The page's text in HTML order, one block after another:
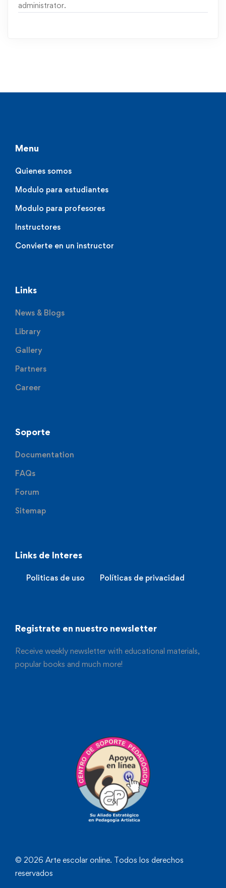
administrator.
Menu
Quienes somos
Modulo para estudiantes
Modulo para profesores
Instructores
Convierte en un instructor
Links
News & Blogs
Library
Gallery
Partners
Career
Soporte
Documentation
FAQs
Forum
Sitemap
Links de Interes
Politicas de uso Políticas de privacidad
Registrate en nuestro newsletter
Receive weekly newsletter with educational materials,
popular books and much more!
© 2026 Arte escolar online. Todos los derechos
reservados